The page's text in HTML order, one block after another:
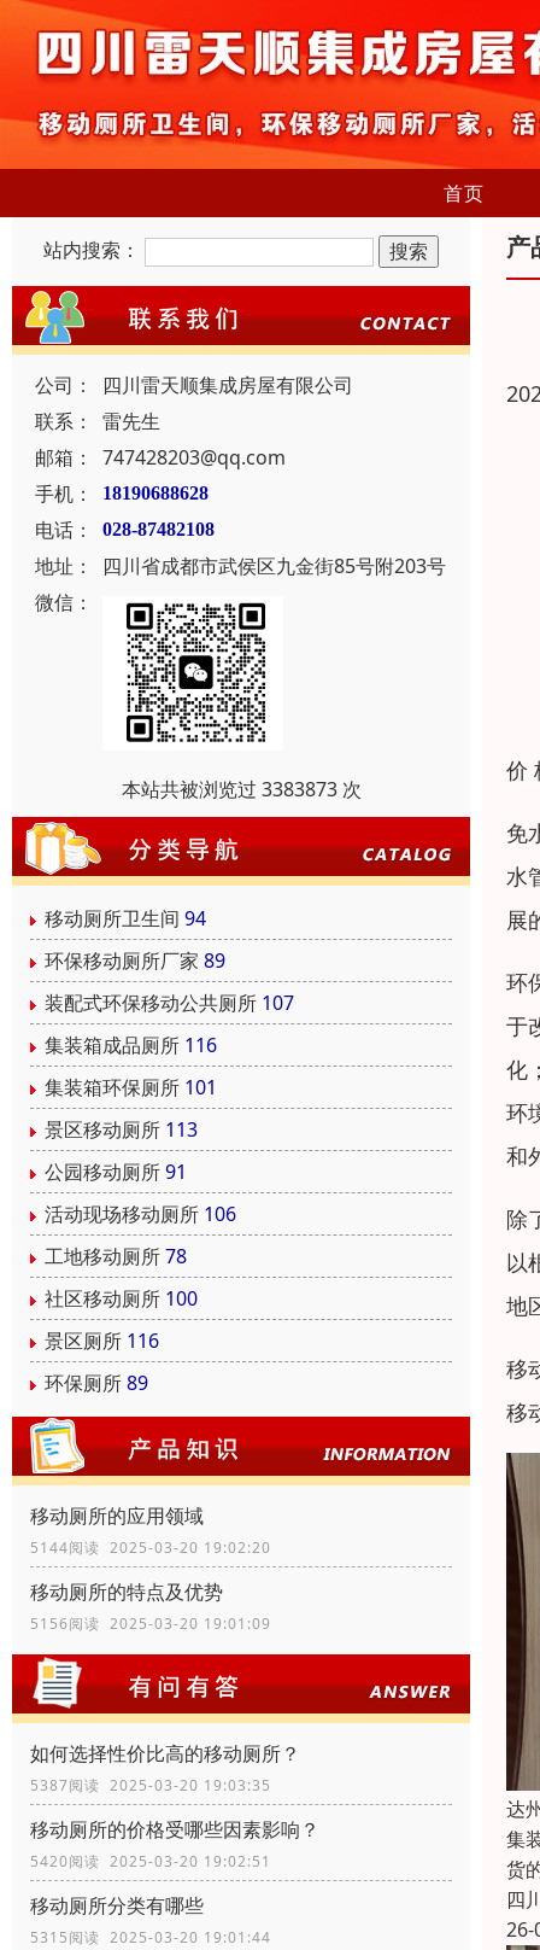
首页
站内搜索：
公司：
四川雷天顺集成房屋有限公司
联系：
雷先生
邮箱：
747428203@qq.com
手机：
18190688628
电话： 028-87482108
地址：
四川省成都市武侯区九金街85号附203号
微信：
本站共被浏览过 3383873 次
移动厕所卫生间 94
环保移动厕所厂家 89
装配式环保移动公共厕所 107
集装箱成品厕所 116
集装箱环保厕所 101
景区移动厕所 113
公园移动厕所91
活动现场移动厕所 106
工地移动厕所78
社区移动厕所 100
景区厕所 116
环保厕所89
移动厕所的应用领域
5144阅读 2025-03-20 19:02:20
移动厕所的特点及优势
5156阅读 2025-03-20 19:01:09
如何选择性价比高的移动厕所？
5387阅读 2025-03-20 19:03:35
移动厕所的价格受哪些因素影响？
5420阅读 2025-03-20 19:02:51
移动厕所分类有哪些
5315阅读 2025-03-20 19:01:44
产
价
免
水
展
环
于
化
环
和
除
以
地
移
移
达
集
货
四
26-